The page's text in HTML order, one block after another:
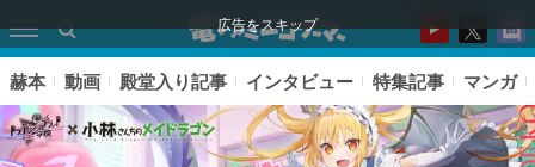
広告をスキップ
赫本 動画 殿堂入り記事 インタビュー 特集記事 マンガ